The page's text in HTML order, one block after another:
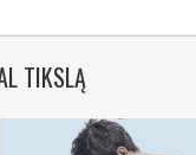
TIKSLĄ